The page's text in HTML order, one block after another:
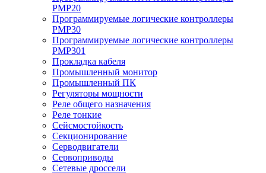
PMP20
Программируемые логические контроллеры
PMP30
Программируемые логические контроллеры
PMP301
Прокладка кабеля
Промышленный монитор
Промышленный ПК
Регуляторы мощности
Реле общего назначения
Реле тонкие
Сейсмостойкость
Секционирование
Серводвигатели
Сервоприводы
Сетевые дроссели